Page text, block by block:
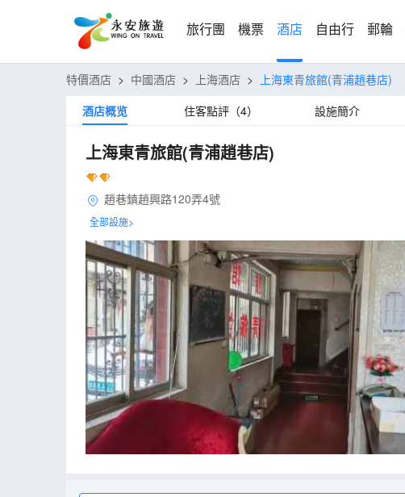
旅行團 機票 酒店 自由行 郵輪
特價酒店 > 中國酒店 > 上海酒店 >
上海東青旅館(青浦趙巷店)
酒店概览
住客點評（4） 設施簡介
上海東青旅館(青浦趙巷店)
趙巷鎮趙興路120弄4號
全部設施>